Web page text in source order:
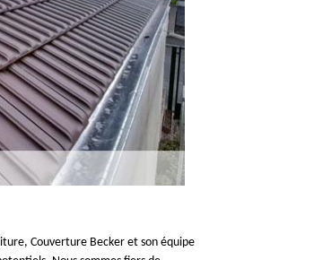
Couverture Becker et son équipe